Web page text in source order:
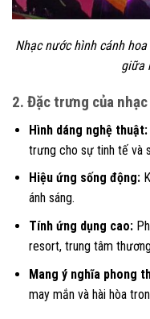
Nhạc nước hình cánh
giữa
2. Đặc trưng của
Hình dáng nghệ thuật:
trưng cho sự tinh tế và
Hiệu ứng sống động:
ánh sáng.
Tính ứng dụng cao:
resort, trung tâm
Mang ý nghĩa phong
may mắn và hài hòa